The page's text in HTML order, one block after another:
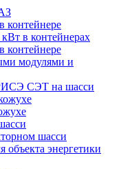
контейнере
в контейнерах
контейнере
модулями и
СЭТ на шасси
шасси
энергетики